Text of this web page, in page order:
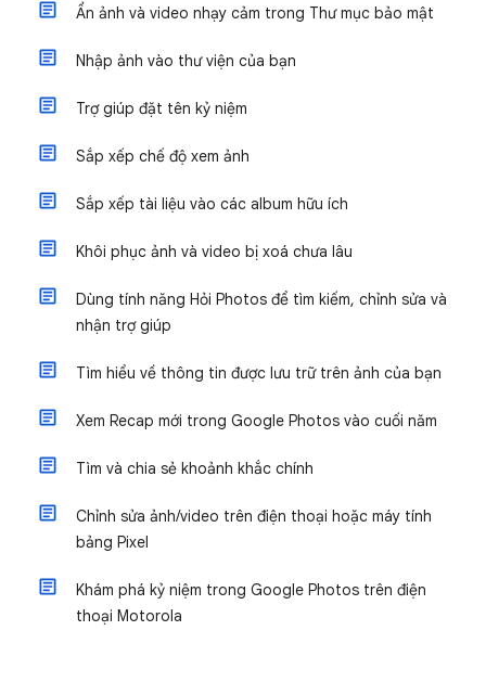
Ẩn ảnh và video nhạy cảm trong Thư mục bảo mật
Nhập ảnh vào thư viện của bạn
Trợ giúp đặt tên kỷ niệm
Sắp xếp chế độ xem ảnh
Sắp xếp tài liệu vào các album hữu ích
Khôi phục ảnh và video bị xoá chưa lâu
Dùng tính năng Hỏi Photos để tìm kiếm, chỉnh sửa và
nhận trợ giúp
Tìm hiểu về thông tin được lưu trữ trên ảnh của bạn
Xem Recap mới trong Google Photos vào cuối năm
Tìm và chia sẻ khoảnh khắc chính
Chỉnh sửa ảnh/video trên điện thoại hoặc máy tính
bảng Pixel
Khám phá kỷ niệm trong Google Photos trên điện
thoại Motorola